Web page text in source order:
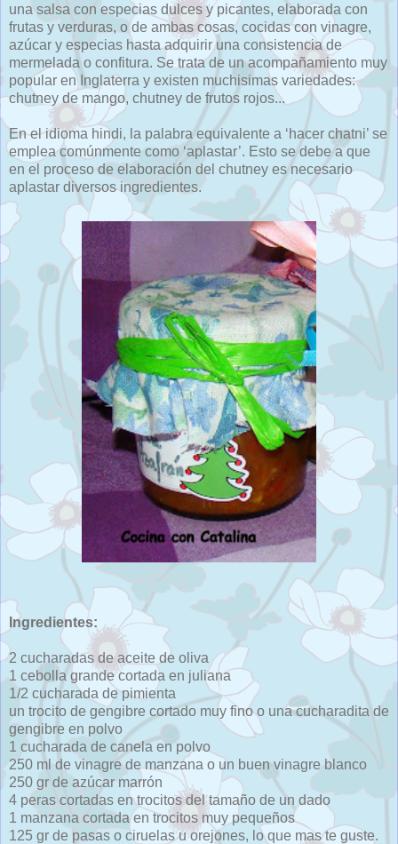
una salsa con especias dulces y picantes, elaborada con
frutas y verduras, o de ambas cosas, cocidas con vinagre,
azúcar y especias hasta adquirir una consistencia de
mermelada o confitura. Se trata de un acompañamiento muy
popular en Inglaterra y existen muchisimas variedades:
chutney de mango, chutney de frutos rojos...
En el idioma hindi, la palabra equivalente a ‘hacer chatni’ se
emplea comúnmente como ‘aplastar’. Esto se debe a que
en el proceso de elaboración del chutney es necesario
aplastar diversos ingredientes.
Ingredientes:
2 cucharadas de aceite de oliva
1 cebolla grande cortada en juliana
1/2 cucharada de pimienta
un trocito de gengibre cortado muy fino o una cucharadita de
gengibre en polvo
1 cucharada de canela en polvo
250 ml de vinagre de manzana o un buen vinagre blanco
250 gr de azúcar marrón
4 peras cortadas en trocitos del tamaño de un dado
1 manzana cortada en trocitos muy pequeños
125 gr de pasas o ciruelas u orejones, lo que mas te guste.